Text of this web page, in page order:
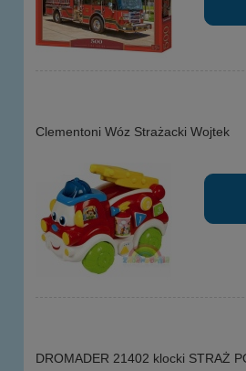
Clementoni Wóz Strażacki Wojtek
DROMADER 21402 klocki STRAŻ